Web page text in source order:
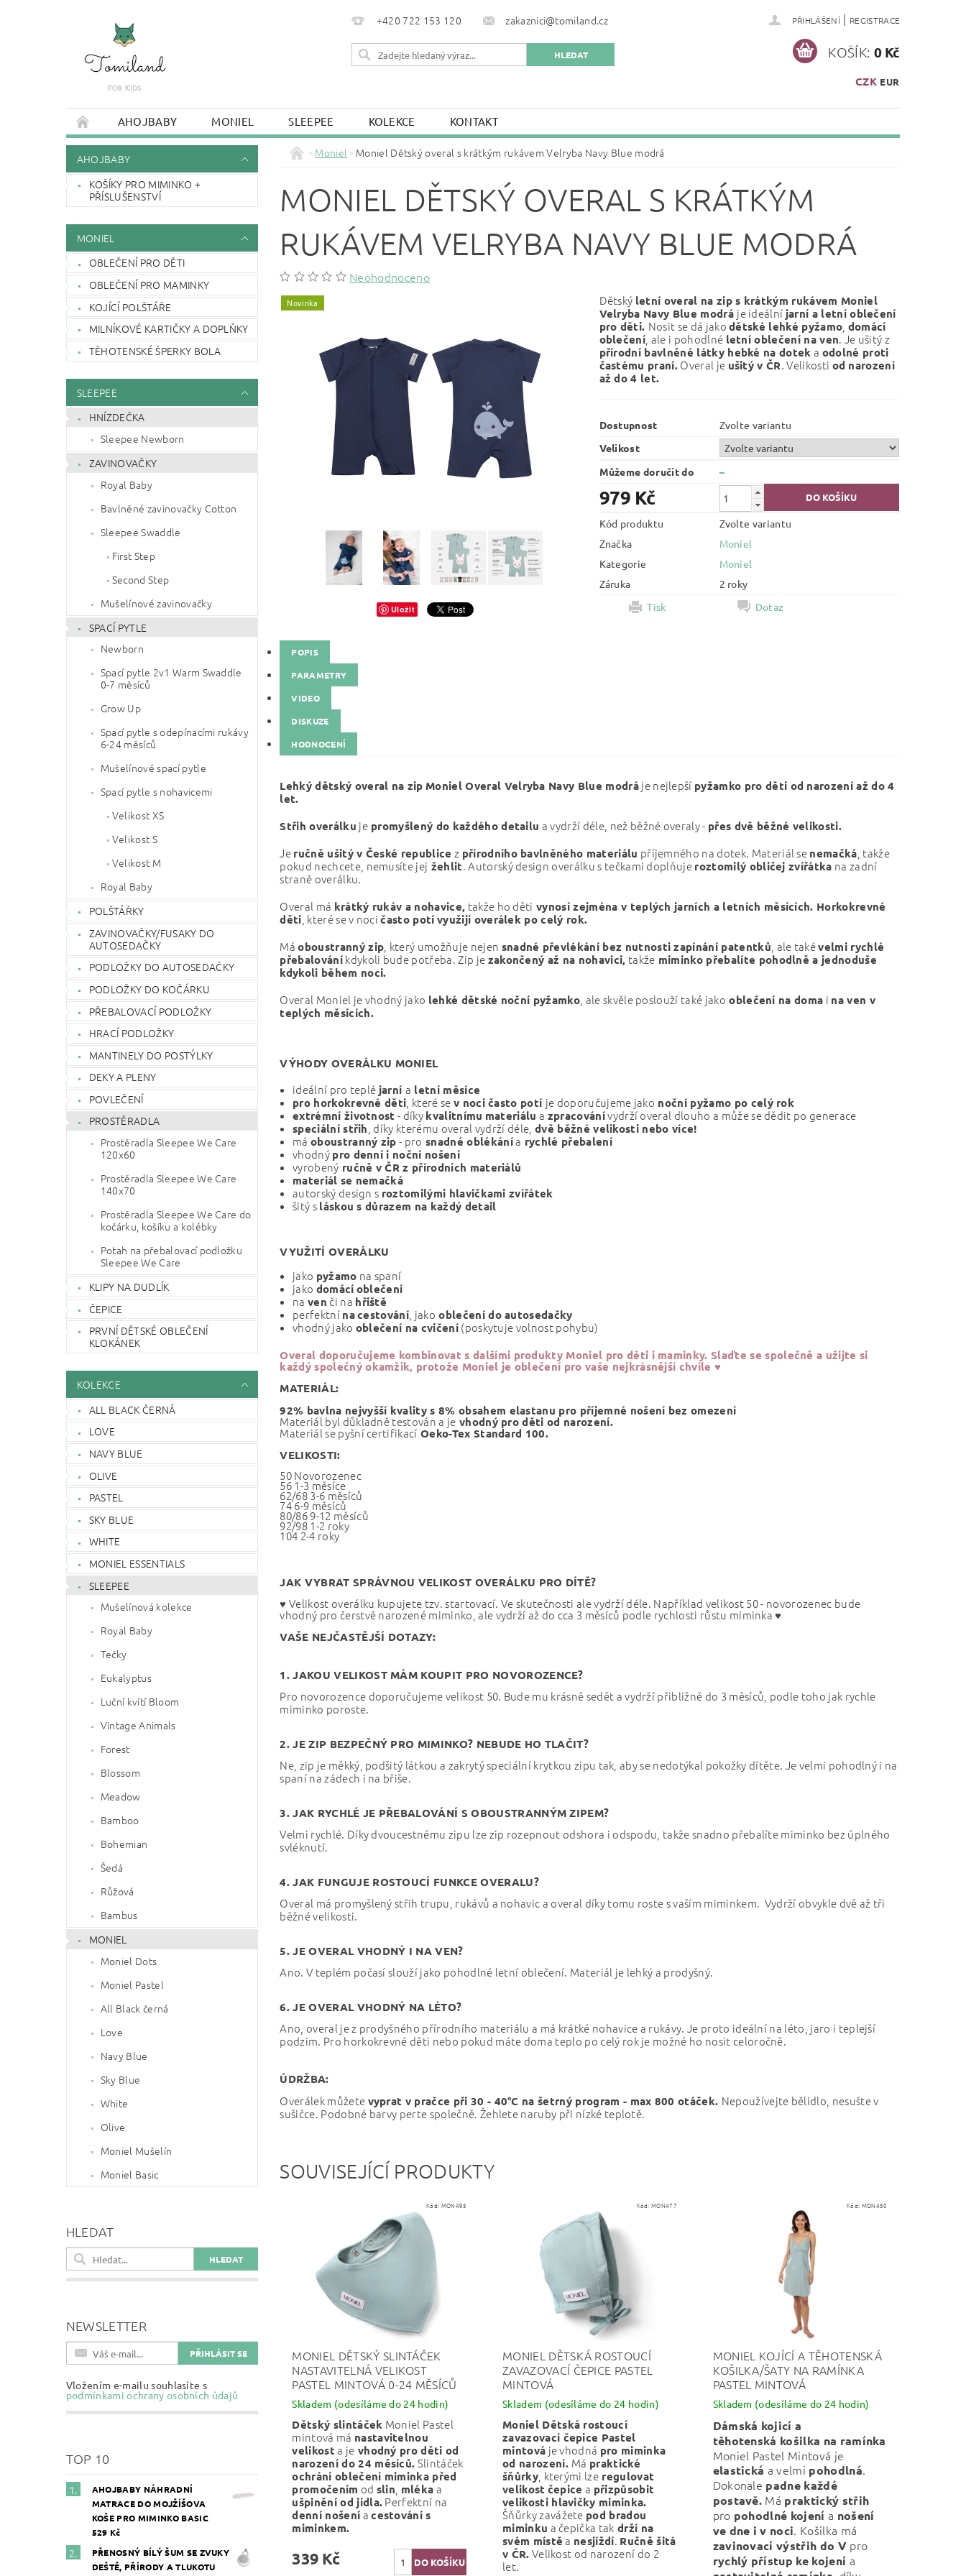
+420 722 153 120 zakaznici@tomiland.cz PŘIHLÁŠENÍ | REGISTRACE
CZK EUR
KOŠÍK: 0 Kč
AHOJBABY MONIEL SLEEPEE KOLEKCE KONTAKT
AHOJBABY
KOŠÍKY PRO MIMINKO +
PŘÍSLUŠENSTVÍ
MONIEL
OBLEČENÍ PRO DĚTI
OBLEČENÍ PRO MAMINKY
KOJÍCÍ POLŠTÁŘE
MILNÍKOVÉ KARTIČKY A DOPLŇKY
TĚHOTENSKÉ ŠPERKY BOLA
SLEEPEE
HNÍZDEČKA
Sleepee Newborn
ZAVINOVAČKY
Royal Baby
Bavlněné zavinovačky Cotton
Sleepee Swaddle
First Step
Second Step
Mušelínové zavinovačky
SPACÍ PYTLE
Newborn
Spací pytle 2v1 Warm Swaddle
0-7 měsíců
Grow Up
Spací pytle s odepínacími rukávy
6-24 měsíců
Mušelínové spací pytle
Spací pytle s nohavicemi
Velikost XS
Velikost S
Velikost M
Royal Baby
POLŠTÁŘKY
ZAVINOVAČKY/FUSAKY DO
AUTOSEDAČKY
PODLOŽKY DO AUTOSEDAČKY
PODLOŽKY DO KOČÁRKU
PŘEBALOVACÍ PODLOŽKY
HRACÍ PODLOŽKY
MANTINELY DO POSTÝLKY
DEKY A PLENY
POVLEČENÍ
PROSTĚRADLA
Prostěradla Sleepee We Care
120x60
Prostěradla Sleepee We Care
140x70
Prostěradla Sleepee We Care do
kočárku, košíku a kolébky
Potah na přebalovací podložku
Sleepee We Care
KLIPY NA DUDLÍK
ČEPICE
PRVNÍ DĚTSKÉ OBLEČENÍ
KLOKÁNEK
KOLEKCE
ALL BLACK ČERNÁ
LOVE
NAVY BLUE
OLIVE
PASTEL
SKY BLUE
WHITE
MONIEL ESSENTIALS
SLEEPEE
Mušelínová kolekce
Royal Baby
Tečky
Eukalyptus
Luční kvítí Bloom
Vintage Animals
Forest
Blossom
Meadow
Bamboo
Bohemian
Šedá
Růžová
Bambus
MONIEL
Moniel Dots
Moniel Pastel
All Black černá
Love
Navy Blue
Sky Blue
White
Olive
Moniel Mušelín
Moniel Basic
HLEDAT
NEWSLETTER
Vložením e-mailu souhlasíte s
podmínkami ochrany osobních údajů
TOP 10
AHOJBABY NÁHRADNÍ
MATRACE DO MOJŽÍŠOVA
KOŠE PRO MIMINKO BASIC
529 Kč
PŘENOSNÝ BÍLÝ ŠUM SE ZVUKY
DEŠTĚ, PŘÍRODY A TLUKOTU
Moniel Moniel Dětský overal s krátkým rukávem Velryba Navy Blue modrá
MONIEL DĚTSKÝ OVERAL S KRÁTKÝM
RUKÁVEM VELRYBA NAVY BLUE MODRÁ
Neohodnoceno
Novinka
Uložit
Dětský letní overal na zip s krátkým rukávem Moniel
Velryba Navy Blue modrá je ideální jarní a letní oblečení
pro děti. Nosit se dá jakodětské lehké pyžamo domácí
oblečení , ale i pohodlné letní oblečení na ven. Je ušitý z
přírodní bavlněné látky hebké na dotek a odolné proti
častému praní. Overal je ušitý v ČR.Velikosti od narození
až do 4 let.
Dostupnost
Zvolte variantu
Velikost
Můžeme doručit do
–
979 Kč
Kód produktu
Zvolte variantu
Značka
Moniel
Kategorie
Moniel
Záruka
2 roky
Tisk
Dotaz
POPIS
PARAMETRY
VIDEO
DISKUZE
HODNOCENÍ
Lehký dětský overal na zip Moniel Overal Velryba Navy Blue modráje nejlepší pyžamko pro děti od narození až do 4
let.
Střih overálku jepromyšlený do každého detailu a vydrží déle, než běžné overaly - přes dvě běžné velikosti.
Je ručně ušitý v České republice z přírodního bavlněného materiálu příjemného na dotek. Materiál se nemačká , takže
pokud nechcete, nemusíte jej žehlit. Autorský design overálku s tečkami doplňuje roztomilý obličej zvířátka na zadní
straně overálku.
Overal má krátký rukáv a nohavice, takže ho děti vynosí zejména v teplých jarních a letních měsících. Horkokrevné
děti , které se v nocičasto potí využijí overálek po celý rok.
Máoboustranný zip , který umožňuje nejen snadné převlékání bez nutnosti zapínání patentků , ale takévelmi rychlé
přebalováníkdykoli bude potřeba. Zip je zakončený až na nohavici, takže miminko přebalíte pohodlně a jednoduše
kdykoli během noci.
Overal Moniel je vhodný jako lehké dětské noční pyžamko , ale skvěle poslouží také jako oblečení na doma i na ven v
teplých měsících.
VÝHODY OVERÁLKU MONIEL
ideální pro teplé jarní a letní měsíce
pro horkokrevné děti , které se v nocičasto potí je doporučujeme jako noční pyžamo po celý rok
extrémní životnost - díky kvalitnímu materiálu a zpracovánívydrží overal dlouho a může se dědit po generace
speciální střih , díky kterému overal vydrží déle,dvě běžné velikosti nebo více!
má oboustranný zip - pro snadné oblékánía rychlé přebalení
vhodný pro denní i noční nošení
vyrobený ručně v ČR z přírodních materiálů
materiál se nemačká
autorský design s roztomilými hlavičkami zvířátek
šitý s láskou s důrazem na každý detail
VYUŽITÍ OVERÁLKU
jako pyžamo na spaní
jako domácí oblečení
na ven či na hřiště
perfektní nacestování , jako oblečení do autosedačky
vhodný jako oblečení na cvičení(poskytuje volnost pohybu)
Overal doporučujeme kombinovat s dalšími produkty Moniel pro děti i maminky. Slaďte se společně a užijte si
každý společný okamžik, protože Moniel je oblečení pro vaše nejkrásnější chvíle ♥
MATERIÁL:
92% bavlna nejvyšší kvality s 8% obsahem elastanu pro příjemné nošení bez omezení
Materiál byl důkladně testován a je vhodný pro děti od narození.
Materiál se pyšní certifikací Oeko-Tex Standard 100.
VELIKOSTI:
50 Novorozenec
56 1-3 měsíce
62/68 3-6 měsíců
74 6-9 měsíců
80/86 9-12 měsíců
92/98 1-2 roky
104 2-4 roky
JAK VYBRAT SPRÁVNOU VELIKOST OVERÁLKU PRO DÍTĚ?
♥ Velikost overálku kupujete tzv. startovací. Ve skutečnosti ale vydrží déle. Například velikost 50 - novorozenec bude
vhodný pro čerstvě narozené miminko, ale vydrží až do cca 3 měsíců podle rychlosti růstu miminka ♥
VAŠE NEJČASTĚJŠÍ DOTAZY:
1. JAKOU VELIKOST MÁM KOUPIT PRO NOVOROZENCE?
Pro novorozence doporučujeme velikost 50. Bude mu krásně sedět a vydrží přibližně do 3 měsíců, podle toho jak rychle
miminko poroste.
2. JE ZIP BEZPEČNÝ PRO MIMINKO? NEBUDE HO TLAČIT?
Ne, zip je měkký, podšitý látkou a zakrytý speciální krytkou zipu tak, aby se nedotýkal pokožky dítěte. Je velmi pohodlný i na
spaní na zádech i na břiše.
3. JAK RYCHLÉ JE PŘEBALOVÁNÍ S OBOUSTRANNÝM ZIPEM?
Velmi rychlé. Díky dvoucestnému zipu lze zip rozepnout odshora i odspodu, takže snadno přebalíte miminko bez úplného
svléknutí.
4. JAK FUNGUJE ROSTOUCÍ FUNKCE OVERALU?
Overal má promyšlený střih trupu, rukávů a nohavic a overal díky tomu roste s vaším miminkem. Vydrží obvykle dvě až tři
běžné velikosti.
5. JE OVERAL VHODNÝ I NA VEN?
Ano. V teplém počasí slouží jako pohodlné letní oblečení. Materiál je lehký a prodyšný.
6. JE OVERAL VHODNÝ NA LÉTO?
Ano, overal je z prodyšného přírodního materiálu a má krátké nohavice a rukávy. Je proto ideální na léto, jaro i teplejší
podzim. Pro horkokrevné děti nebo pokud máte doma teplo po celý rok je možné ho nosit celoročně.
ÚDRŽBA:
Overálek můžete vyprat v pračce při 30 - 40°C na šetrný program - max 800 otáček. Nepoužívejte bělidlo, nesušte v
sušičce. Podobné barvy perte společně. Žehlete naruby při nízké teplotě.
SOUVISEJÍCÍ PRODUKTY
Kód: MON495
MONIEL DĚTSKÝ SLINTÁČEK
NASTAVITELNÁ VELIKOST
PASTEL MINTOVÁ 0-24 MĚSÍCŮ
Skladem (odesíláme do 24 hodin)
Dětský slintáček Moniel Pastel
mintová má nastavitelnou
velikost a je vhodný pro děti od
narození do 24 měsíců. Slintáček
ochrání oblečení miminka před
promočením od slin mléka a
ušpinění od jídla. Perfektní na
denní nošení acestování s
miminkem.
339 Kč
Kód:MON477
MONIEL DĚTSKÁ ROSTOUCÍ
ZAVAZOVACÍ ČEPICE PASTEL
MINTOVÁ
Skladem (odesíláme do 24 hodin)
Moniel Dětská rostoucí
zavazovací čepice Pastel
mintová je vhodná pro miminka
od narození. Má praktické
šňůrky, kterými lze regulovat
velikost čepice a přizpůsobit
velikosti hlavičky miminka.
Šňůrky zavážete pod bradou
miminku a čepička tak drží na
svém místě a nesjíždí. Ručně šitá
v ČR. Velikost od narození do 2
let.
Kód: MON450
MONIEL KOJÍCÍ A TĚHOTENSKÁ
KOŠILKA/ŠATY NA RAMÍNKA
PASTEL MINTOVÁ
Skladem (odesíláme do 24 hodin)
Dámská kojicí a
těhotenská košilka na ramínka
Moniel Pastel Mintová je
elastická a velmi pohodlná.
Dokonale padne každé
postavě. Má praktický střih
pro pohodlné kojení a nošení
ve dne i v noci. Košilka má
zavinovací výstřih do Vpro
rychlý přístup ke kojení a